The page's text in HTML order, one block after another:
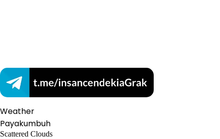
Weather
Payakumbuh
Scattered Clouds